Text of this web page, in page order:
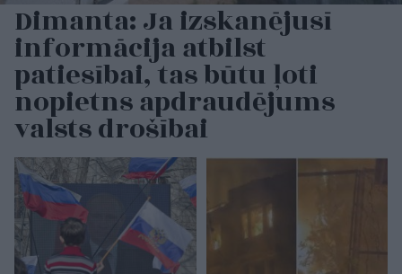
Dimanta: Ja izskanējusī
informācija atbilst
patiesībai, tas būtu ļoti
nopietns apdraudējums
valsts drošībai